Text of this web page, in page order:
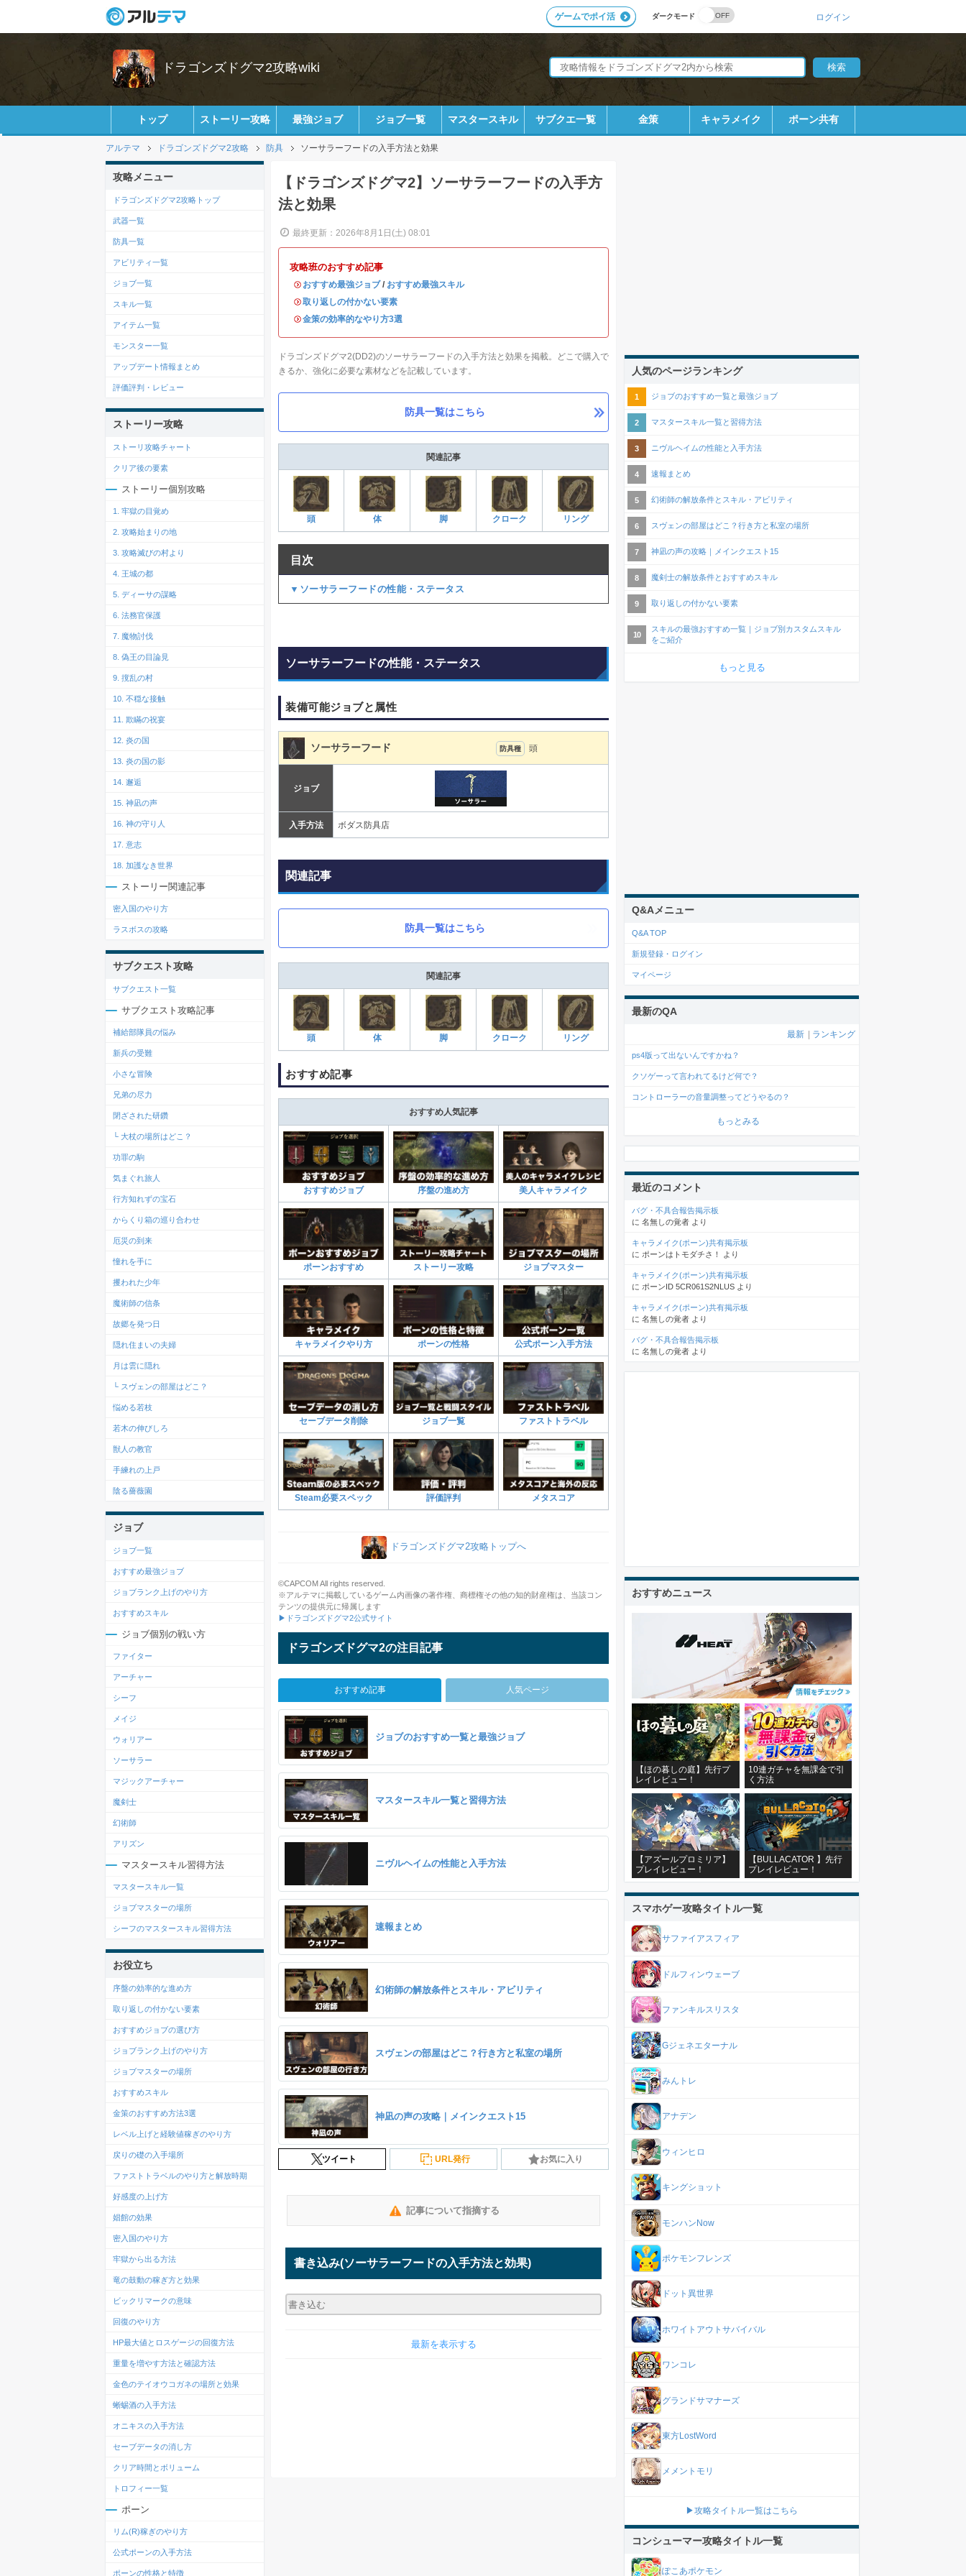
ダークモード
ゲームでポイ活 ログイン
ドラゴンズドグマ2攻略wiki
トップ ストーリー攻略 最強ジョブ ジョブ一覧 マスタースキル サブクエ一覧 金策 キャラメイク ポーン共有
アルテマ ドラゴンズドグマ2攻略 防具 ソーサラーフードの入手方法と効果
【ドラゴンズドグマ2】ソーサラーフードの入手方
法と効果
最終更新：2026年8月1日(土) 08:01
攻略班のおすすめ記事
・ おすすめ最強ジョブ/ おすすめ最強スキル
・取り返しの付かない要素
・金策の効率的なやり方3選
ドラゴンズドグマ2(DD2)のソーサラーフードの入手方法と効果を掲載。どこで購入で
きるか、強化に必要な素材などを記載しています。
防具一覧はこちら
関連記事
頭 体 脚 クローク リング
目次
▼ソーサラーフードの性能・ステータス
ソーサラーフードの性能・ステータス
装備可能ジョブと属性
ソーサラーフード 防具種 頭
ジョブ
入手方法 ボダス防具店
関連記事
防具一覧はこちら
関連記事
頭 体 脚 クローク リング
おすすめ記事
おすすめ人気記事
おすすめジョブ 序盤の進め方 美人キャラメイク
ポーンおすすめ ストーリー攻略 ジョブマスター
キャラメイクやり方 ポーンの性格 公式ポーン入手方法
セーブデータ削除 ジョブ一覧 ファストトラベル
Steam必要スペック 評価評判 メタスコア
ドラゴンズドグマ2攻略トップへ
©CAPCOM All rights reserved.
※アルテマに掲載しているゲーム内画像の著作権、商標権その他の知的財産権は、当該コン
テンツの提供元に帰属します
▶ドラゴンズドグマ2公式サイト
ドラゴンズドグマ2の注目記事
おすすめ記事 人気ページ
ジョブのおすすめ一覧と最強ジョブ
マスタースキル一覧と習得方法
ニヴルヘイムの性能と入手方法
速報まとめ
幻術師の解放条件とスキル・アビリティ
スヴェンの部屋はどこ？行き方と私室の場所
神凪の声の攻略｜メインクエスト15
ツイート URL発行 お気に入り
記事について指摘する
書き込み(ソーサラーフードの入手方法と効果)
最新を表示する
攻略メニュー
ドラゴンズドグマ2攻略トップ
武器一覧
防具一覧
アビリティ一覧
ジョブ一覧
スキル一覧
アイテム一覧
モンスター一覧
アップデート情報まとめ
評価評判・レビュー
ストーリー攻略
ストーリ攻略チャート
クリア後の要素
ストーリー個別攻略
1. 牢獄の目覚め
2. 攻略始まりの地
3. 攻略滅びの村より
4. 王城の都
5. ディーサの謀略
6. 法務官保護
7. 魔物討伐
8. 偽王の目論見
9. 撹乱の村
10. 不穏な接触
11. 欺瞞の祝宴
12. 炎の国
13. 炎の国の影
14. 邂逅
15. 神凪の声
16. 神の守り人
17. 意志
18. 加護なき世界
ストーリー関連記事
密入国のやり方
ラスボスの攻略
サブクエスト攻略
サブクエスト一覧
サブクエスト攻略記事
補給部隊員の悩み
新兵の受難
小さな冒険
兄弟の尽力
閉ざされた研鑽
└ 大杖の場所はどこ？
功罪の駒
気まぐれ旅人
行方知れずの宝石
からくり箱の巡り合わせ
厄災の到来
憧れを手に
攫われた少年
魔術師の信条
故郷を発つ日
隠れ住まいの夫婦
月は雲に隠れ
└ スヴェンの部屋はどこ？
悩める若枝
若木の伸びしろ
獣人の教官
手練れの上戸
陰る薔薇園
ジョブ
ジョブ一覧
おすすめ最強ジョブ
ジョブランク上げのやり方
おすすめスキル
ジョブ個別の戦い方
ファイター
アーチャー
シーフ
メイジ
ウォリアー
ソーサラー
マジックアーチャー
魔剣士
幻術師
アリズン
マスタースキル習得方法
マスタースキル一覧
ジョブマスターの場所
シーフのマスタースキル習得方法
お役立ち
序盤の効率的な進め方
取り返しの付かない要素
おすすめジョブの選び方
ジョブランク上げのやり方
ジョブマスターの場所
おすすめスキル
金策のおすすめ方法3選
レベル上げと経験値稼ぎのやり方
戻りの礎の入手場所
ファストトラベルのやり方と解放時期
好感度の上げ方
娼館の効果
密入国のやり方
牢獄から出る方法
竜の鼓動の稼ぎ方と効果
ビックリマークの意味
回復のやり方
HP最大値とロスゲージの回復方法
重量を増やす方法と確認方法
金色のテイオウコガネの場所と効果
蜥蜴酒の入手方法
オニキスの入手方法
セーブデータの消し方
クリア時間とボリューム
トロフィー一覧
ポーン
リム(R)稼ぎのやり方
公式ポーンの入手方法
ポーンの性格と特徴
人気のページランキング
ジョブのおすすめ一覧と最強ジョブ
マスタースキル一覧と習得方法
ニヴルヘイムの性能と入手方法
速報まとめ
幻術師の解放条件とスキル・アビリティ
スヴェンの部屋はどこ？行き方と私室の場所
神凪の声の攻略｜メインクエスト15
魔剣士の解放条件とおすすめスキル
取り返しの付かない要素
スキルの最強おすすめ一覧｜ジョブ別カスタムスキル
をご紹介
もっと見る
Q&Aメニュー
Q&A TOP
新規登録・ログイン
マイページ
最新のQA
最新 ランキング
ps4版って出ないんですかね？
クソゲーって言われてるけど何で？
コントローラーの音量調整ってどうやるの？
もっとみる
最近のコメント
バグ・不具合報告掲示板
に 名無しの覚者 より
キャラメイク(ポーン)共有掲示板
に ポーンはトモダチさ！ より
キャラメイク(ポーン)共有掲示板
に ポーンID 5CR061S2NLUS より
キャラメイク(ポーン)共有掲示板
に 名無しの覚者 より
バグ・不具合報告掲示板
に 名無しの覚者 より
おすすめニュース
【ほの暮しの庭】先行プ
レイレビュー！
10連ガチャを無課金で引
く方法
【アズールプロミリア】
プレイレビュー！
【BULLACATOR 】先行
プレイレビュー！
スマホゲー攻略タイトル一覧
サファイアスフィア
ドルフィンウェーブ
ファンキルスリスタ
Gジェネエターナル
みんトレ
アナデン
ウィンヒロ
キングショット
モンハンNow
ポケモンフレンズ
ドット異世界
ホワイトアウトサバイバル
ワンコレ
グランドサマナーズ
東方LostWord
メメントモリ
▶攻略タイトル一覧はこちら
コンシューマー攻略タイトル一覧
ぽこあポケモン